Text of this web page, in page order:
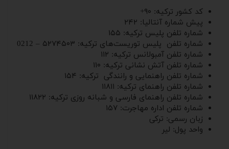
کد کشور ترکیه: ۹۰+
پیش شماره آنتالیا: ۲۴۲
شماره تلفن پلیس ترکیه: ۱۵۵
شماره تلفن پلیس توریست‌های ترکیه: ۵۲۷۴۵۰۳ – 0212
شماره تلفن آمبولانس ترکیه: ۱۱۲
شماره تلفن آتش نشانی ترکیه: ۱۱۰
شماره تلفن راهنمایی و رانندگی ترکیه: ۱۵۴
شماره تلفن راهنمای ترکیه: ۱۱۸۱۱
شماره تلفن راهنمای فارسی‌ و شبانه ‌روزی ترکیه: ۱۱۸۲۲
شماره تلفن اداره مهاجرت: ۱۵۷
زبان رسمی: ترکی
واحد پول: لیر